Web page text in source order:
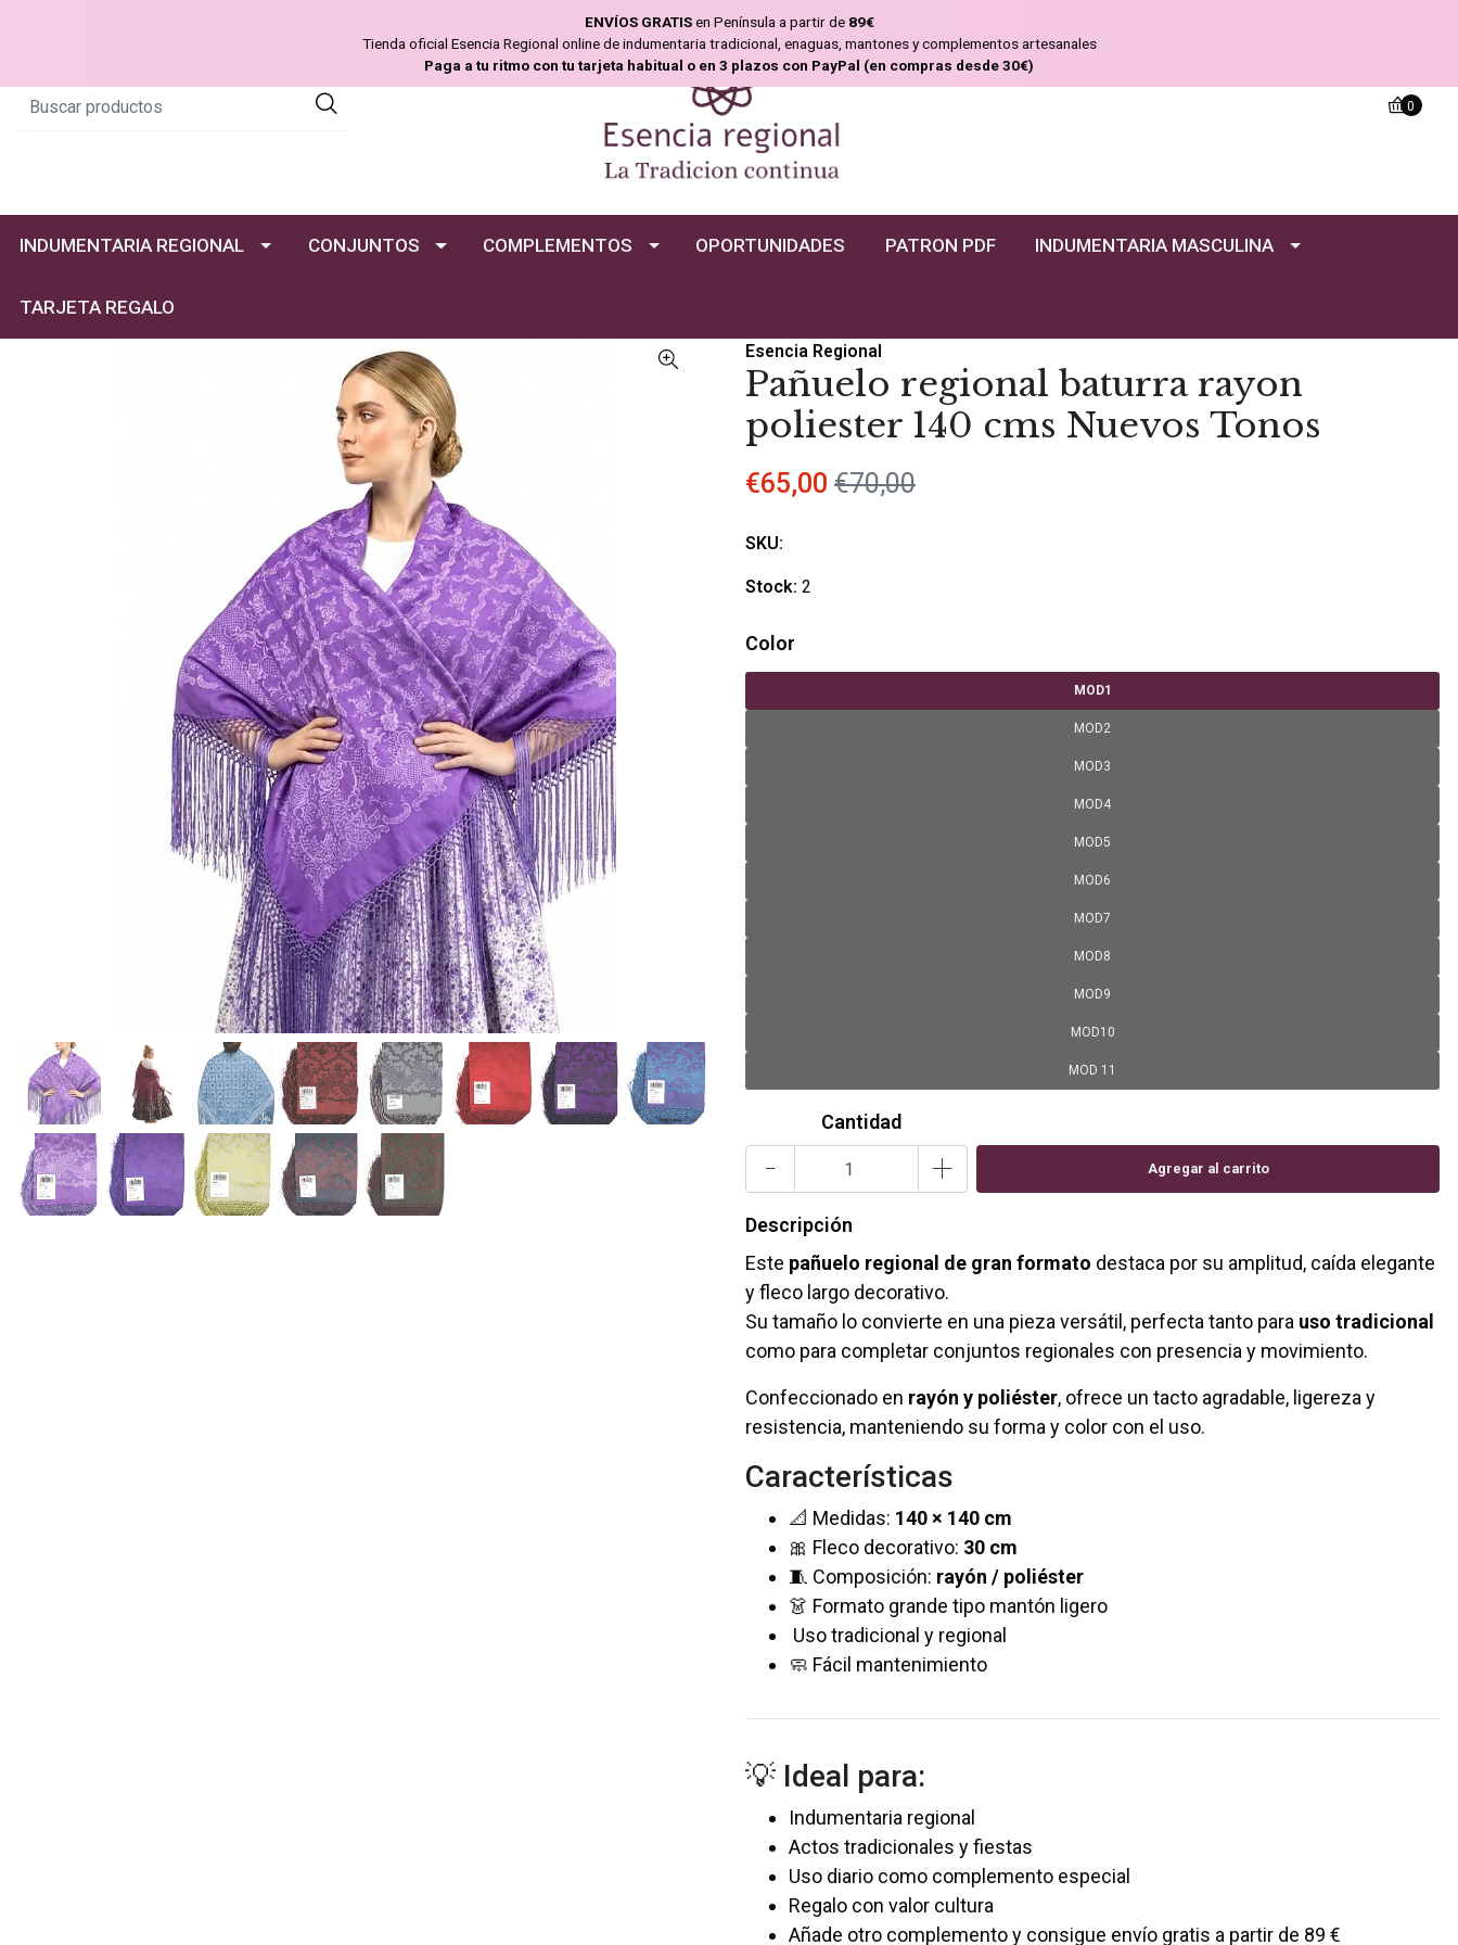
ENVÍOS GRATISen Península a partir de 89€
Tienda oficial Esencia Regional online de indumentaria tradicional, enaguas, mantones y complementos artesanales
Paga a tu ritmo con tu tarjeta habitual o en 3 plazos con PayPal (en compras desde 30€)
0
INDUMENTARIA REGIONAL CONJUNTOS COMPLEMENTOS OPORTUNIDADES PATRON PDF INDUMENTARIA MASCULINA
TARJETA REGALO
Esencia Regional
Pañuelo regional baturra rayon
poliester 140 cms Nuevos Tonos
€65,00 €70,00
SKU:
Stock: 2
Color
MOD1
MOD2
MOD3
MOD4
MOD5
MOD6
MOD7
MOD8
MOD9
MOD10
MOD 11
Cantidad
- +
Descripción
Este pañuelo regional de gran formato destaca por su amplitud, caída elegante
y fleco largo decorativo.
Su tamaño lo convierte en una pieza versátil, perfecta tanto para uso tradicional
como para completar conjuntos regionales con presencia y movimiento.
Confeccionado en rayón y poliéster, ofrece un tacto agradable, ligereza y
resistencia, manteniendo su forma y color con el uso.
Características
📐 Medidas: 140 × 140 cm
🎀 Fleco decorativo: 30 cm
🧵 Composición: rayón / poliéster
👗 Formato grande tipo mantón ligero
Uso tradicional y regional
🧼 Fácil mantenimiento
💡 Ideal para:
Indumentaria regional
Actos tradicionales y fiestas
Uso diario como complemento especial
Regalo con valor cultura
Añade otro complemento y consigue envío gratis a partir de 89 €